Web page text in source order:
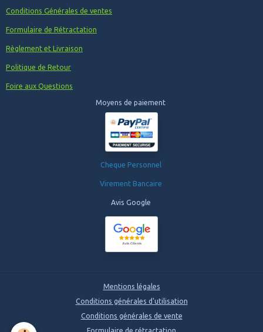
Conditions Générales de ventes
Formulaire de Rétractation
Règlement et Livraison
Politique de Retour
Foire aux Questions
Moyens de paiement
Cheque Personnel
Virement Bancaire
Avis Google
Mentions légales
Conditions générales d'utilisation
Conditions générales de vente
Formulaire de rétractation